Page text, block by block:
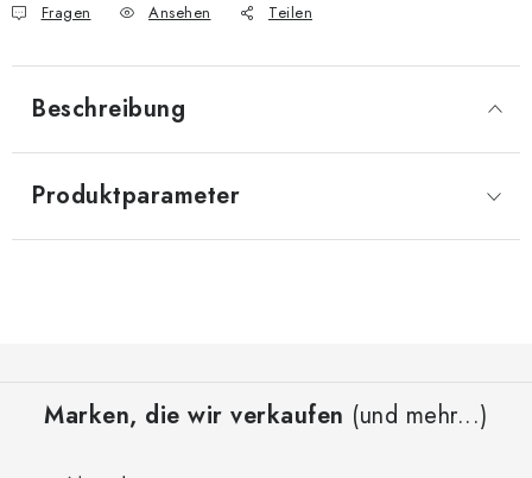
Fragen Ansehen Teilen
Beschreibung
Produktparameter
Marken, die wir verkaufen (und mehr...)